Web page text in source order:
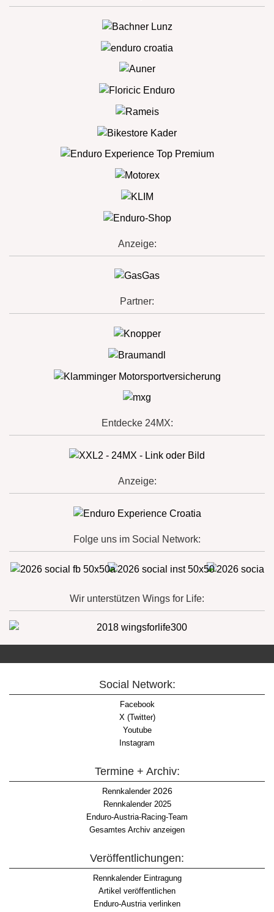
Anzeige:
Partner:
Entdecke 24MX:
Anzeige:
Folge uns im Social Network:
Wir unterstützen Wings for Life:
Social Network:
Facebook
X (Twitter)
Youtube
Instagram
Termine + Archiv:
Rennkalender2026
Rennkalender 2025
Enduro-Austria-Racing-Team
Gesamtes Archiv anzeigen
Veröffentlichungen:
Rennkalender Eintragung
Artikel veröffentlichen
Enduro-Austria verlinken